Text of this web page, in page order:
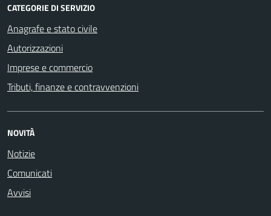
CATEGORIE DI SERVIZIO
Anagrafe e stato civile
Autorizzazioni
Imprese e commercio
Tributi, finanze e contravvenzioni
NOVITÀ
Notizie
Comunicati
Avvisi